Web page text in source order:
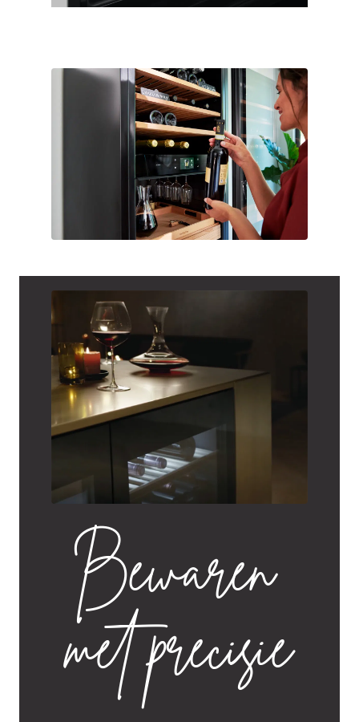
Bewaren
met precisie